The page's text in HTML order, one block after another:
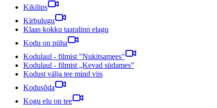
Kikilips
Kirbulugu
Klaas kokku taaralinn elagu
Kodu on püha
Kodulaul - filmist "Nukitsamees"
Kodulaul - filmist „Kevad südames”
Kodust välja tee mind viis
Kodusõda
Kogu elu on tee